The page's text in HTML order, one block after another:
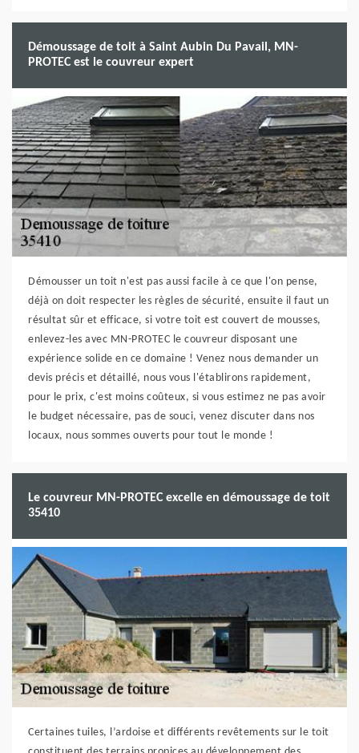
Démoussage de toit à Saint Aubin Du Pavail, MN-
PROTEC est le couvreur expert
Démousser un toit n'est pas aussi facile à ce que l'on pense,
déjà on doit respecter les règles de sécurité, ensuite il faut un
résultat sûr et efficace, si votre toit est couvert de mousses,
enlevez-les avec MN-PROTEC le couvreur disposant une
expérience solide en ce domaine ! Venez nous demander un
devis précis et détaillé, nous vous l'établirons rapidement,
pour le prix, c'est moins coûteux, si vous estimez ne pas avoir
le budget nécessaire, pas de souci, venez discuter dans nos
locaux, nous sommes ouverts pour tout le monde !
Le couvreur MN-PROTEC excelle en démoussage de toit
35410
Certaines tuiles, l’ardoise et différents revêtements sur le toit